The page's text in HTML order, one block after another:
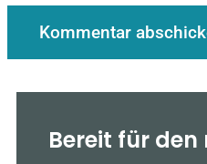
Bereit für